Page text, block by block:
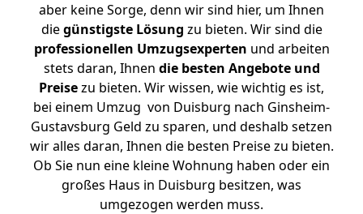
aber keine Sorge, denn wir sind hier, um Ihnen
diegünstigste Lösung zu bieten. Wir sind die
professionellen Umzugsexperten und arbeiten
stets daran, Ihnen die besten Angebote und
Preisezu bieten. Wir wissen, wie wichtig es ist,
bei einem Umzug von Duisburg nach Ginsheim-
Gustavsburg Geld zu sparen, und deshalb setzen
wir alles daran, Ihnen die besten Preise zu bieten.
Ob Sie nun eine kleine Wohnung haben oder ein
großes Haus in Duisburg besitzen, was
umgezogen werden muss.